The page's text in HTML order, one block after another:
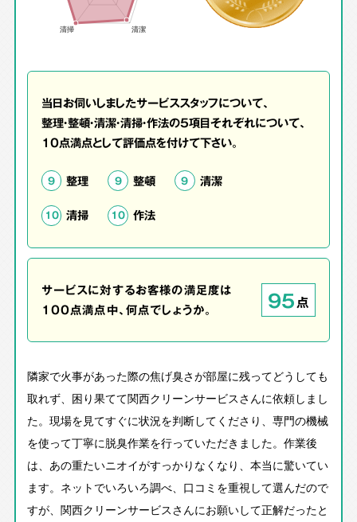
当日お伺いしましたサービススタッフについて、
整理・整頓・清潔・清掃・作法の5項目それぞれについて、
10点満点として評価点を付けて下さい。
9 整理 9 整頓 9 清潔
10 清掃 10 作法
サービスに対するお客様の満足度は
100点満点中、何点でしょうか。
95点
隣家で火事があった際の焦げ臭さが部屋に残ってどうしても
取れず、困り果てて関西クリーンサービスさんに依頼しまし
た。現場を見てすぐに状況を判断してくださり、専門の機械
を使って丁寧に脱臭作業を行っていただきました。作業後
は、あの重たいニオイがすっかりなくなり、本当に驚いてい
ます。ネットでいろいろ調べ、口コミを重視して選んだので
すが、関西クリーンサービスさんにお願いして正解だったと